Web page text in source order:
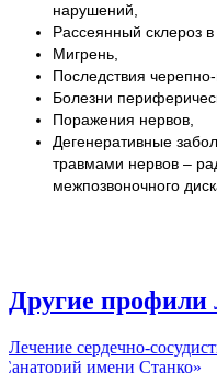
нарушений,
Рассеянный склероз в
Мигрень,
Последствия
Болезни
Поражения нервов,
Дегенеративные
травмами нервов –
межпозвоночного
Другие профили